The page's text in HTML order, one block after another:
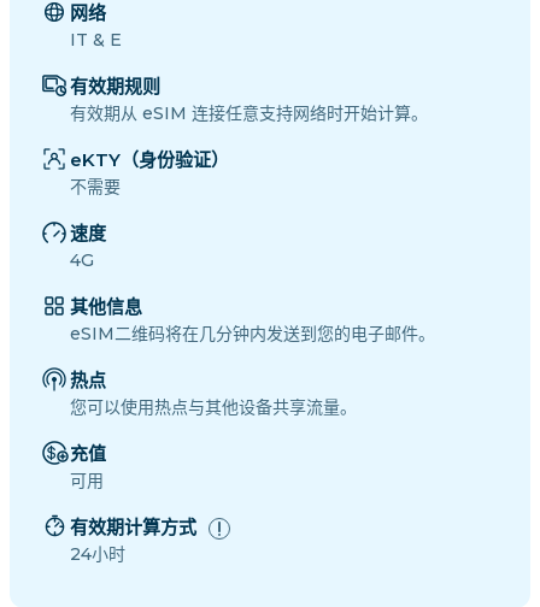
网络
IT & E
有效期规则
有效期从 eSIM 连接任意支持网络时开始计算。
eKTY（身份验证）
不需要
速度
4G
其他信息
eSIM二维码将在几分钟内发送到您的电子邮件。
热点
您可以使用热点与其他设备共享流量。
充值
可用
有效期计算方式
24小时